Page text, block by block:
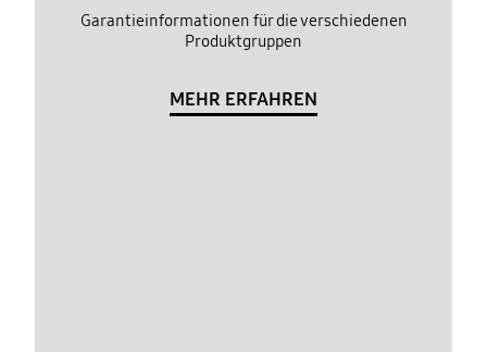
Garantieinformationen für die verschiedenen
Produktgruppen
MEHR ERFAHREN